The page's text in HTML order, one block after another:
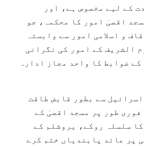
کے لیے مخصوص ہے، اور
اقصیٰ امور کا محکمہ، جو
و اسلامی امور سے وابستہ
الشریف کے امور کی نگرانی
ضوابط کا واحد مجاز ادارہ
سے بطور قابض طاقت
فوری طور پر مسجد اقصیٰ کے
سلسلہ روکے، یروشلم کے
پر عائد پابندیاں ختم کرے